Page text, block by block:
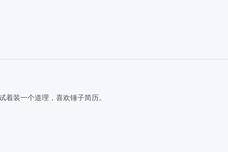
装一个道理，喜欢锤子简历。